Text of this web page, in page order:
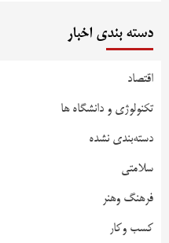
دسته بندی اخبار
اقتصاد
تکنولوژی و دانشگاه ها
دسته‌بندی نشده
سلامتی
فرهنگ وهنر
کسب وکار